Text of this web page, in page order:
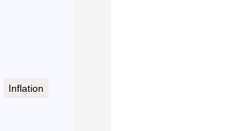
Inflation